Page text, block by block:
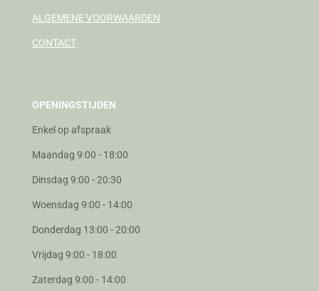
ALGEMENE VOORWAARDEN
CONTACT
OPENINGSTIJDEN
Enkel op afspraak
Maandag 9:00 - 18:00
Dinsdag 9:00 - 20:30
Woensdag 9:00 - 14:00
Donderdag 13:00 - 20:00
Vrijdag 9:00 - 18:00
Zaterdag 9:00 - 14:00